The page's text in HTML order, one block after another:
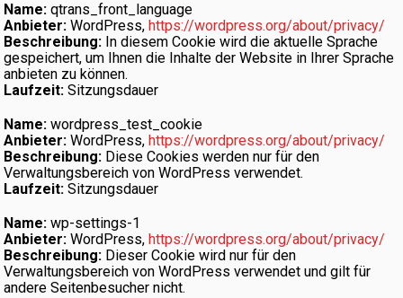
Name: qtrans_front_language
Anbieter: WordPress,https://wordpress.org/about/privacy/
Beschreibung: In diesem Cookie wird die aktuelle Sprache
gespeichert, um Ihnen die Inhalte der Website in Ihrer Sprache
anbieten zu können.
Laufzeit: Sitzungsdauer
Name: wordpress_test_cookie
Anbieter: WordPress,https://wordpress.org/about/privacy/
Beschreibung: Diese Cookies werden nur für den
Verwaltungsbereich von WordPress verwendet.
Laufzeit: Sitzungsdauer
Name: wp-settings-1
Anbieter: WordPress,https://wordpress.org/about/privacy/
Beschreibung: Dieser Cookie wird nur für den
Verwaltungsbereich von WordPress verwendet und gilt für
andere Seitenbesucher nicht.